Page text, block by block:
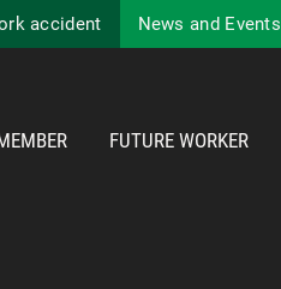
accident News and Events
FUTURE WORKER